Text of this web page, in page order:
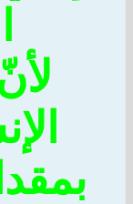
لأنّ